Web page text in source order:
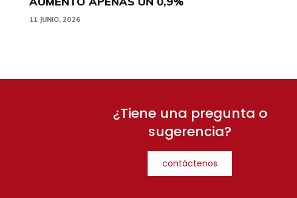
11 JUNIO, 2026
¿Tiene una pregunta o
sugerencia?
contáctenos